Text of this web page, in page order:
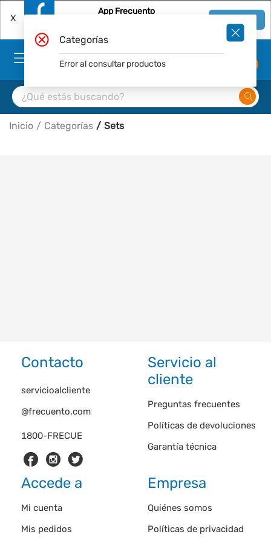
X
App Frecuento
Inicio Categorías Sets
Contacto
1800-FRECUE
servicioalcliente
@frecuento.com
Servicio al
cliente
Preguntas frecuentes
Políticas de devoluciones
Garantía técnica
Accede a
Mi cuenta
Mis pedidos
Empresa
Quiénes somos
Políticas de privacidad
Categorías
Error al consultar productos